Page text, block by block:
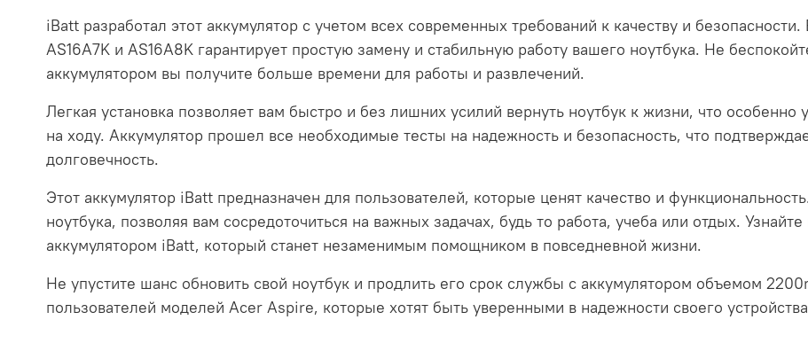
iBatt разработал этот аккумулятор с учетом всех современных требований к качеству и
AS16A7K и AS16A8K гарантирует простую замену и стабильную работу вашего ноутбука. Не
аккумулятором вы получите больше времени для работы и развлечений.
Легкая установка позволяет вам быстро и без лишних усилий вернуть ноутбук к жизни, что особенно
на ходу. Аккумулятор прошел все необходимые тесты на надежность и безопасность, что
долговечность.
Этот аккумулятор iBatt предназначен для пользователей, которые ценят качество и
ноутбука, позволяя вам сосредоточиться на важных задачах, будь то работа, учеба или отдых.
аккумулятором iBatt, который станет незаменимым помощником в повседневной жизни.
Не упустите шанс обновить свой ноутбук и продлить его срок службы с аккумулятором объемом
пользователей моделей Acer Aspire, которые хотят быть уверенными в надежности своего